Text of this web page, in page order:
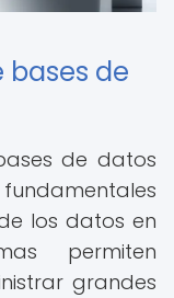
bases de
de datos
los datos en
permiten
grandes